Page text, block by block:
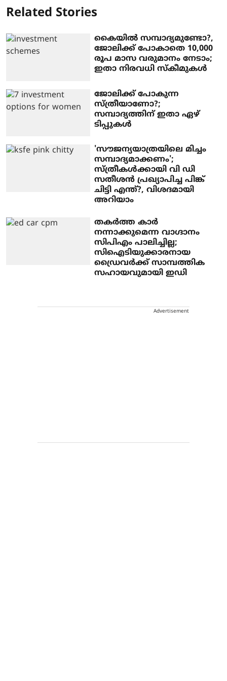
Related Stories
കൈയില്‍ സമ്പാദ്യമുണ്ടോ?,
ജോലിക്ക് പോകാതെ 10,000
രൂപ മാസ വരുമാനം നേടാം;
ഇതാ നിരവധി സ്കീമുകൾ
ജോലിക്ക് പോകുന്ന
സ്ത്രീയാണോ?;
സമ്പാദ്യത്തിന് ഇതാ ഏഴ്
ടിപ്പുകള്‍
'സൗജന്യയാത്രയിലെ മിച്ചം
സമ്പാദ്യമാക്കണം';
സ്ത്രീകൾക്കായി വി ഡി
സതീശന്‍ പ്രഖ്യാപിച്ച പിങ്ക്
ചിട്ടി എന്ത്?, വിശദമായി
അറിയാം
തകര്‍ത്ത കാര്‍
നന്നാക്കുമെന്ന വാഗ്ദാനം
സിപിഎം പാലിച്ചില്ല;
സിഐടിയുക്കാരനായ
ഡ്രൈവര്‍ക്ക് സാമ്പത്തിക
സഹായവുമായി ഇഡി
Advertisement